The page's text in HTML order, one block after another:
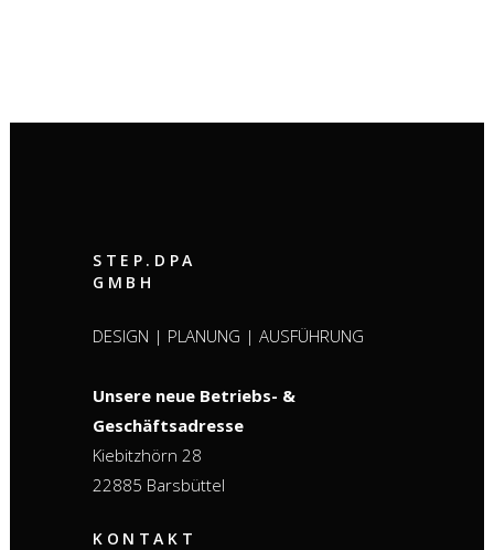
STEP.DPA
GMBH
DESIGN | PLANUNG | AUSFÜHRUNG
Unsere neue Betriebs- &
Geschäftsadresse
Kiebitzhörn 28
22885 Barsbüttel
KONTAKT